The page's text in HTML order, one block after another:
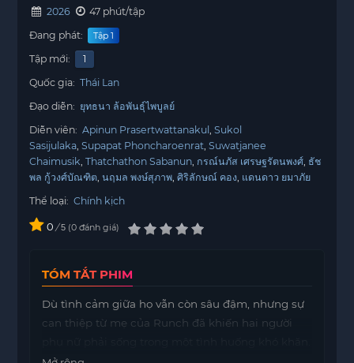
2026
47 phút/tập
Đang phát:
Tập 1
Tập mới:
1
Quốc gia: Thái Lan
Đạo diễn: ยุทธนา ล้อพันธุ์ไพบูลย์
Diễn viên: Apinun Prasertwattanakul Sukol
Sasijulaka Supapat Phoncharoenrat Suwatjanee
Chaimusik Thatchathon Sabanun กรณ์นภัส เศรษฐรัตนพงศ์ ธัช
พล กู้วงศ์บัณฑิต นฤมล พงษ์สุภาพ ศิริลักษณ์ คอง แดนดาว ยมาภัย
Thể loại: Chính kịch
0 / 5 0 đánh giá
TÓM TẮT PHIM
Dù tình cảm giữa họ vẫn còn sâu đậm, nhưng sự
can thiệp từ mẹ của Runch đã khiến hai người